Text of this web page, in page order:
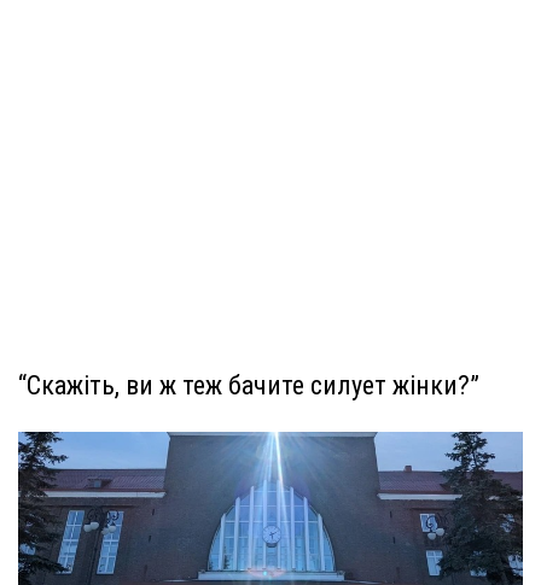
“Скажіть, ви ж теж бачите силует жінки?”